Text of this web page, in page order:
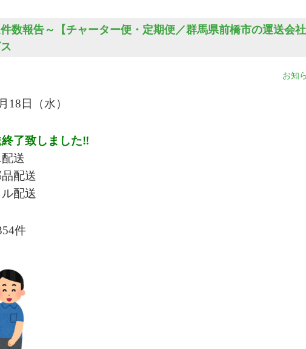
数報告～【チャーター便・定期便／群馬県前橋市の運送会
お知
18 日 （水）
了致しました‼
送
配送
配送
件